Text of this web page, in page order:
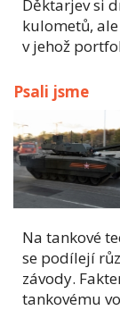
Děktarjev si
kulometů, ale
v jehož
Psali jsme
Na tankové
se podílejí
závody.
tankovému